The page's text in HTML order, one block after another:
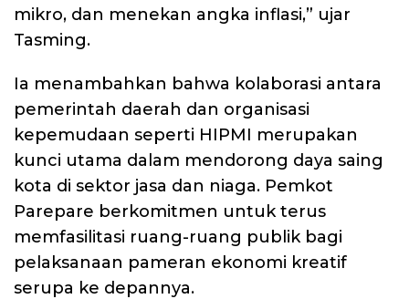
mikro, dan menekan angka inflasi,” ujar
Tasming.
Ia menambahkan bahwa kolaborasi antara
pemerintah daerah dan organisasi
kepemudaan seperti HIPMI merupakan
kunci utama dalam mendorong daya saing
kota di sektor jasa dan niaga. Pemkot
Parepare berkomitmen untuk terus
memfasilitasi ruang-ruang publik bagi
pelaksanaan pameran ekonomi kreatif
serupa ke depannya.